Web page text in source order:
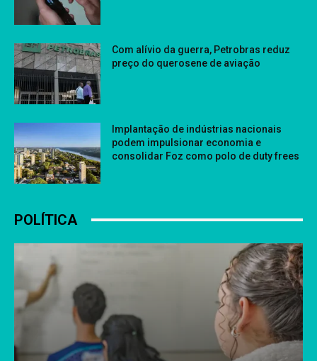
Com alívio da guerra, Petrobras reduz
preço do querosene de aviação
Implantação de indústrias nacionais
podem impulsionar economia e
consolidar Foz como polo de duty frees
POLÍTICA